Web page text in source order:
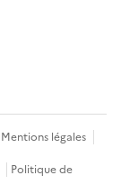
Mentions légales
Politique de